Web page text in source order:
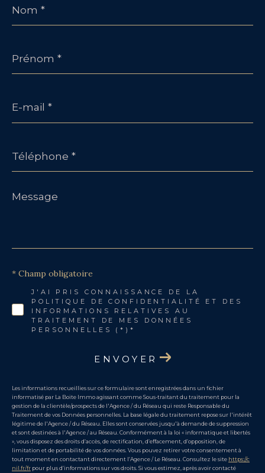
*
*
mail
*
*
Message
*
J'AI PRIS CONNAISSANCE DE LA
POLITIQUE DE CONFIDENTIALITÉ ET DES
INFORMATIONS RELATIVES AU
TRAITEMENT DE MES DONNÉES
PERSONNELLES (*)*
* Champ obligatoire
ENVOYER
Les informations recueillies sur ce formulaire sont enregistrées dans un fichier
informatisé par La Boite Immo agissant comme Sous-traitant du traitement pour la
gestion de la clientèle/prospects de l'Agence / du Réseau qui reste Responsable du
Traitement de vos Données personnelles. La base légale du traitement repose sur l'intérêt
légitime de l'Agence / du Réseau. Elles sont conservées jusqu'à demande de suppression
et sont destinées à l'Agence / au Réseau. Conformément à la loi « informatique et libertés
», vous disposez des droits d’accès, de rectification, d’effacement, d’opposition, de
limitation et de portabilité de vos données. Vous pouvez retirer votre consentement à
tout moment en contactant directement l’Agence / Le Réseau. Consultez le site https://c
nil.fr/fr pour plus d’informations sur vos droits. Si vous estimez, après avoir contacté